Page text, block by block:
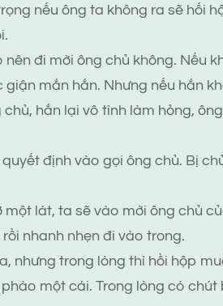
nếu ông ta không ra sẽ hối
đi mời ông chủ không. Nếu
mắn hắn. Nhưng nếu hắn
hắn lại vô tình làm hỏng,
định vào gọi ông chủ. Bị
lát, ta sẽ vào mời ông chủ
nhanh nhẹn đi vào trong.
nhưng trong lòng thì hồi hộp
một cái. Trong lòng có